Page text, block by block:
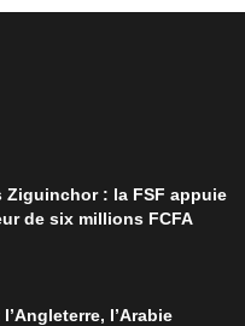
Ziguinchor : la FSF appuie
de six millions FCFA
l’Arabie